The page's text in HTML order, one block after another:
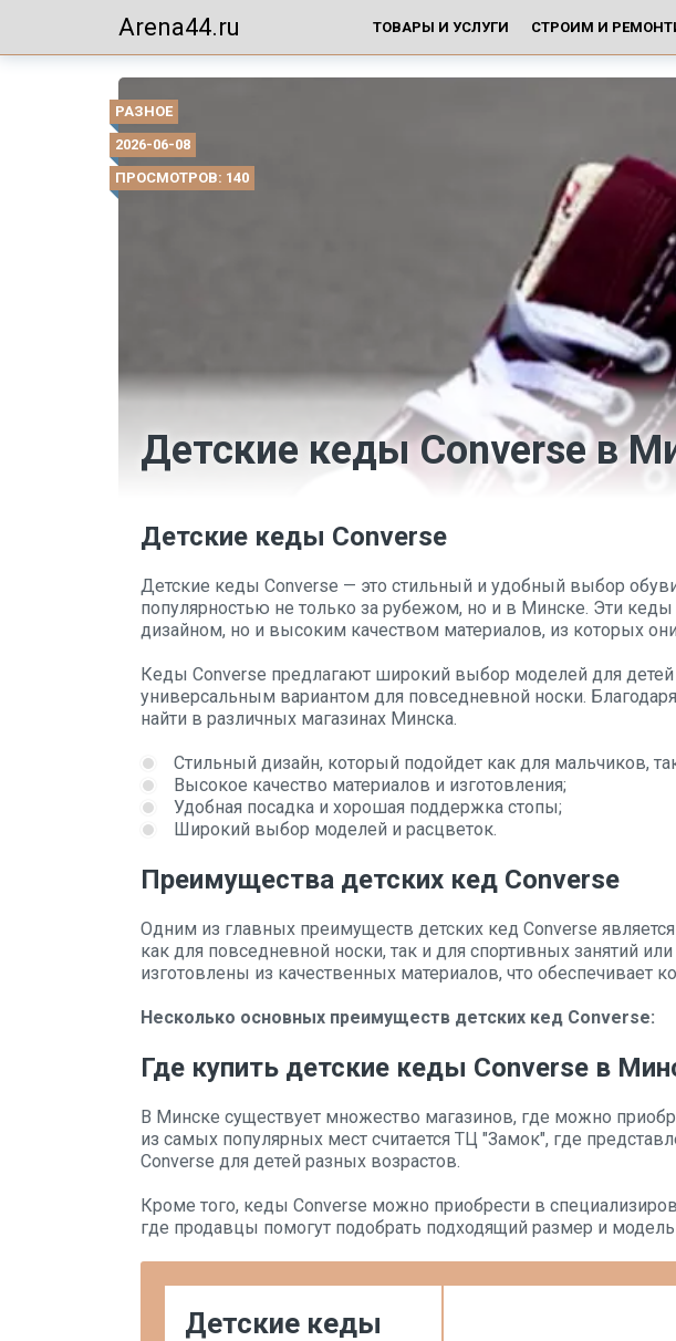
Arena44.ru ТОВАРЫ И УСЛУГИ СТРОИМ И
РАЗНОЕ
2026-06-08
ПРОСМОТРОВ: 140
Детские кеды Converse в
Детские кеды Converse
Детские кеды Converse — это стильный и удобный выбор
популярностью не только за рубежом, но и в Минске. Эти кеды
дизайном, но и высоким качеством материалов, из которых
Кеды Converse предлагают широкий выбор моделей для детей
универсальным вариантом для повседневной носки.
найти в различных магазинах Минска.
Стильный дизайн, который подойдет как для мальчиков,
Высокое качество материалов и изготовления;
Удобная посадка и хорошая поддержка стопы;
Широкий выбор моделей и расцветок.
Преимущества детских кед Converse
Одним из главных преимуществ детских кед Converse
как для повседневной носки, так и для спортивных занятий
изготовлены из качественных материалов, что обеспечивает
Несколько основных преимуществ детских кед Converse:
Где купить детские кеды Converse в
В Минске существует множество магазинов, где можно
из самых популярных мест считается ТЦ "Замок", где
Converse для детей разных возрастов.
Кроме того, кеды Converse можно приобрести в
где продавцы помогут подобрать подходящий размер и
Детские кеды